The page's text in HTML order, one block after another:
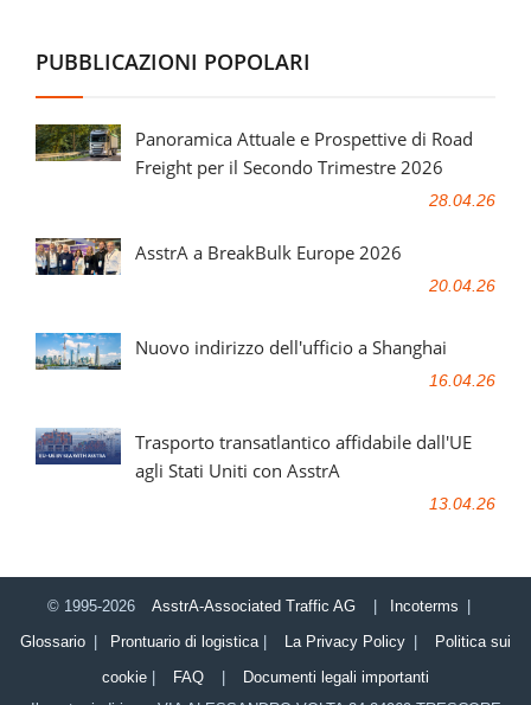
PUBBLICAZIONI POPOLARI
Panoramica Attuale e Prospettive di Road
Freight per il Secondo Trimestre 2026
28.04.26
AsstrA a BreakBulk Europe 2026
20.04.26
Nuovo indirizzo dell'ufficio a Shanghai
16.04.26
Trasporto transatlantico affidabile dall'UE
agli Stati Uniti con AsstrA
13.04.26
© 1995-2026 AsstrA-Associated Traffic AG Incoterms
Glossario
Prontuario di logistica| La Privacy Policy
Politica sui
cookie
FAQ
Documenti legali importanti